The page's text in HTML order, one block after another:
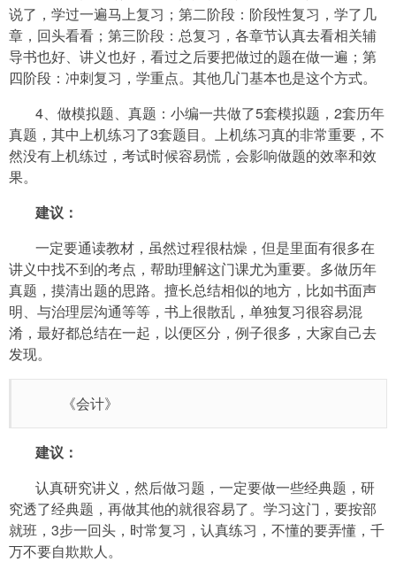
说了，学过一遍马上复习；第二阶段：阶段性复习，学了几
章，回头看看；第三阶段：总复习，各章节认真去看相关辅
导书也好、讲义也好，看过之后要把做过的题在做一遍；第
四阶段：冲刺复习，学重点。其他几门基本也是这个方式。
4、做模拟题、真题：小编一共做了5套模拟题，2套历年
真题，其中上机练习了3套题目。上机练习真的非常重要，不
然没有上机练过，考试时候容易慌，会影响做题的效率和效
果。
建议：
一定要通读教材，虽然过程很枯燥，但是里面有很多在
讲义中找不到的考点，帮助理解这门课尤为重要。多做历年
真题，摸清出题的思路。擅长总结相似的地方，比如书面声
明、与治理层沟通等等，书上很散乱，单独复习很容易混
淆，最好都总结在一起，以便区分，例子很多，大家自己去
发现。
《会计》
建议：
认真研究讲义，然后做习题，一定要做一些经典题，研
究透了经典题，再做其他的就很容易了。学习这门，要按部
就班，3步一回头，时常复习，认真练习，不懂的要弄懂，千
万不要自欺欺人。